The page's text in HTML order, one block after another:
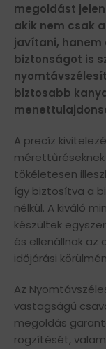
megoldást
akik nem csak
javítani, hanem
biztonságot is
biztosabb
A precíz
tökéletesen
így biztosítva a
nélkül. A kiváló
készültek
és ellenállnak az
időjárási
Az
vastagságú
megoldás
rögzítését,